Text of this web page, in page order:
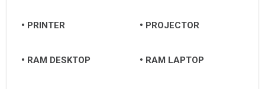
PRINTER PROJECTOR
RAM DESKTOP RAM LAPTOP